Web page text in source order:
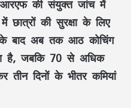
छात्रों की सुरक्षा के लिए
बाद अब तक आठ कोचिंग
है, जबकि 70 से अधिक
तीन दिनों के भीतर कमियां